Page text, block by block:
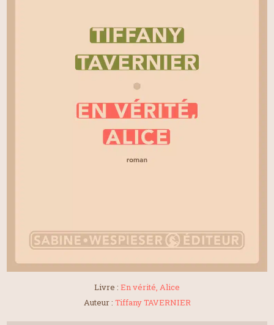
Livre : En vérité, Alice
Auteur : Tiffany TAVERNIER